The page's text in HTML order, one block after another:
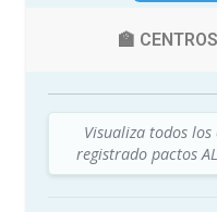
🏫
Visualiza todos
registrado pactos